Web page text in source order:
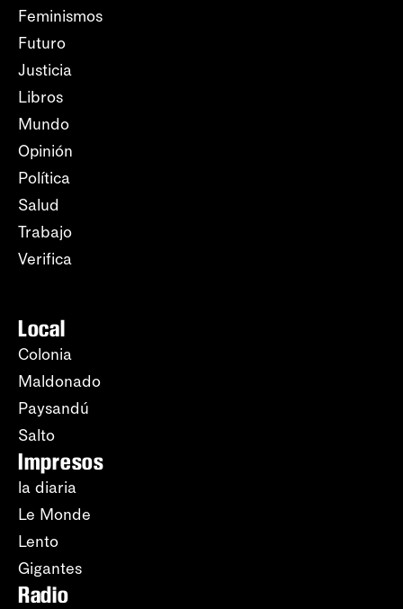
Feminismos
Futuro
Justicia
Libros
Mundo
Opinión
Política
Salud
Trabajo
Verifica
Local
Colonia
Maldonado
Paysandú
Salto
Impresos
la diaria
Le Monde
Lento
Gigantes
Radio